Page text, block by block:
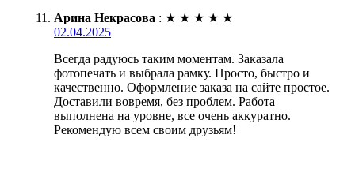
Арина Некрасова : ★ ★ ★ ★ ★
02.04.2025
Всегда радуюсь таким моментам. Заказала
фотопечать и выбрала рамку. Просто, быстро и
качественно. Оформление заказа на сайте простое.
Доставили вовремя, без проблем. Работа
выполнена на уровне, все очень аккуратно.
Рекомендую всем своим друзьям!